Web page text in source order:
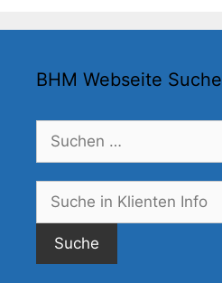
BHM Webseite Suche
Suchen
nach: